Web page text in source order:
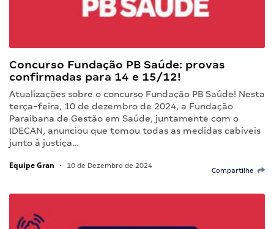
Concurso Fundação PB Saúde: provas
confirmadas para 14 e 15/12!
Atualizações sobre o concurso Fundação PB Saúde! Nesta
terça-feira, 10 de dezembro de 2024, a Fundação
Paraibana de Gestão em Saúde, juntamente com o
IDECAN, anunciou que tomou todas as medidas cabíveis
junto à justiça…
Equipe Gran • 10 de Dezembro de 2024
Compartilhe